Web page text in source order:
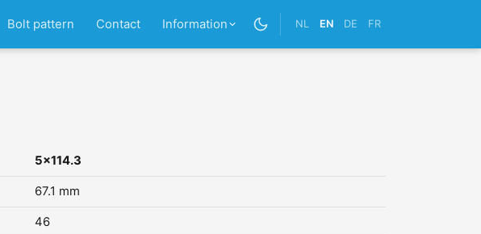
Bolt pattern Contact Information NL EN DE FR
5x114.3
67.1 mm
46